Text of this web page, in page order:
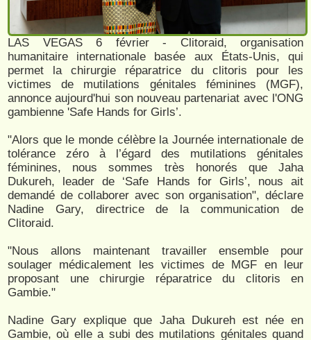
LAS VEGAS 6 février - Clitoraid, organisation
humanitaire internationale basée aux États-Unis, qui
permet la chirurgie réparatrice du clitoris pour les
victimes de mutilations génitales féminines (MGF),
annonce aujourd'hui son nouveau partenariat avec l'ONG
gambienne 'Safe Hands for Girls’.
"Alors que le monde célèbre la Journée internationale de
tolérance zéro à l’égard des mutilations génitales
féminines, nous sommes très honorés que Jaha
Dukureh, leader de ‘Safe Hands for Girls’, nous ait
demandé de collaborer avec son organisation", déclare
Nadine Gary, directrice de la communication de
Clitoraid.
"Nous allons maintenant travailler ensemble pour
soulager médicalement les victimes de MGF en leur
proposant une chirurgie réparatrice du clitoris en
Gambie."
Nadine Gary explique que Jaha Dukureh est née en
Gambie, où elle a subi des mutilations génitales quand